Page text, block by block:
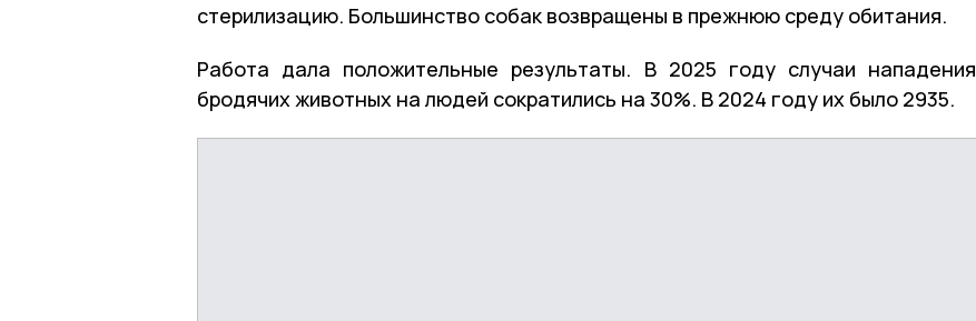
стерилизацию. Большинство собак возвращены в прежнюю среду обитания.
Работа дала положительные результаты. В 2025 году случаи нападения
бродячих животных на людей сократились на 30%. В 2024 году их было 2935.